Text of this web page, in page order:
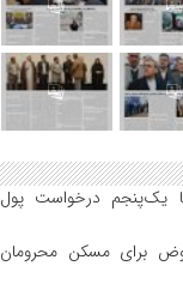
بانک مرکزی فقط با یک‌‎پنجم درخواست پول
برای مسکن محرومان